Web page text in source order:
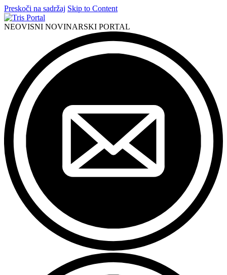
Preskoči na sadržaj Skip to Content
NEOVISNI NOVINARSKI PORTAL